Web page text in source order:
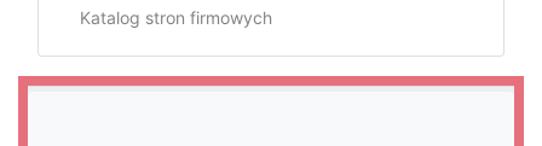
Katalog stron firmowych